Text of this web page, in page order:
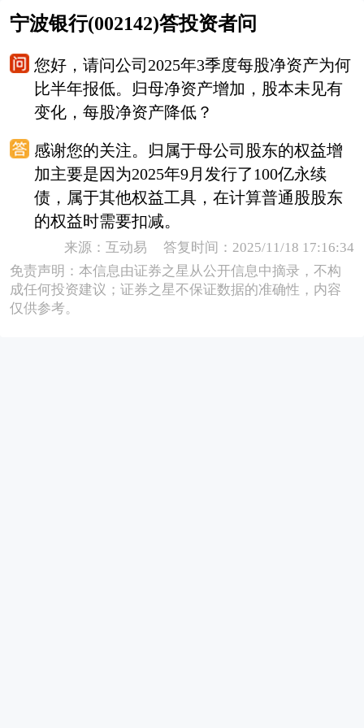
宁波银行(002142)答投资者问
您好，请问公司2025年3季度每股净资产为何
比半年报低。归母净资产增加，股本未见有
变化，每股净资产降低？
感谢您的关注。归属于母公司股东的权益增
加主要是因为2025年9月发行了100亿永续
债，属于其他权益工具，在计算普通股股东
的权益时需要扣减。
来源：互动易 答复时间：2025/11/18 17:16:34
免责声明：本信息由证券之星从公开信息中摘录，不构
成任何投资建议；证券之星不保证数据的准确性，内容
仅供参考。